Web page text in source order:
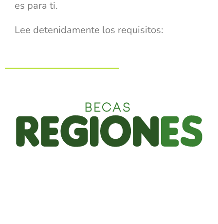
es para ti.
Lee detenidamente los requisitos: